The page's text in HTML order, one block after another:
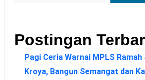
Postingan
Pagi Ceria Warnai MPLS Ramah
Kroya, Bangun Semangat dan